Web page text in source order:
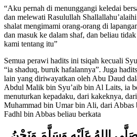
“Aku pernah di menunggangi keledai
dan melewati Rasulullah
shalat mengimami orang-orang di
dan masuk ke dalam shaf, dan beliau tidak
Semua perawi hadits ini tsiqah kecuali
“ia shaduq, buruk hafalannya”. Juga
lain yang diriwayatkan oleh Abu Daud
Abdul Malik bin Syu’aib bin Al Laits, ia
menuturkan kepadaku, dari kakeknya,
Muhammad bin Umar bin Ali, dari Abbas
Fadhl bin Abbas beliau berkata